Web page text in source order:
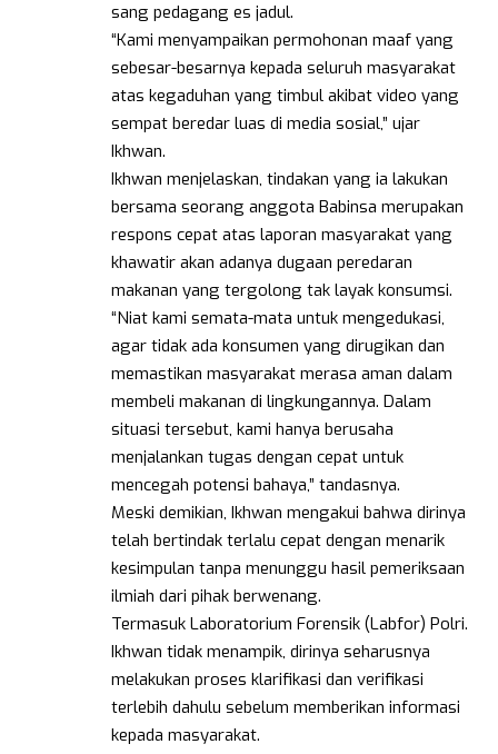
sang pedagang es jadul.
“Kami menyampaikan permohonan maaf yang
sebesar-besarnya kepada seluruh masyarakat
atas kegaduhan yang timbul akibat video yang
sempat beredar luas di media sosial,” ujar
Ikhwan.
Ikhwan menjelaskan, tindakan yang ia lakukan
bersama seorang anggota Babinsa merupakan
respons cepat atas laporan masyarakat yang
khawatir akan adanya dugaan peredaran
makanan yang tergolong tak layak konsumsi.
“Niat kami semata-mata untuk mengedukasi,
agar tidak ada konsumen yang dirugikan dan
memastikan masyarakat merasa aman dalam
membeli makanan di lingkungannya. Dalam
situasi tersebut, kami hanya berusaha
menjalankan tugas dengan cepat untuk
mencegah potensi bahaya,” tandasnya.
Meski demikian, Ikhwan mengakui bahwa dirinya
telah bertindak terlalu cepat dengan menarik
kesimpulan tanpa menunggu hasil pemeriksaan
ilmiah dari pihak berwenang.
Termasuk Laboratorium Forensik (Labfor) Polri.
Ikhwan tidak menampik, dirinya seharusnya
melakukan proses klarifikasi dan verifikasi
terlebih dahulu sebelum memberikan informasi
kepada masyarakat.